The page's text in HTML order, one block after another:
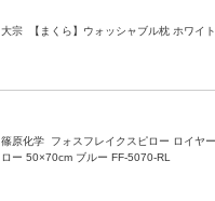
大宗 【まくら】ウォッシャブル枕 ホワイト
篠原化学
ロー 50×70cm ブルー FF-5070-RL